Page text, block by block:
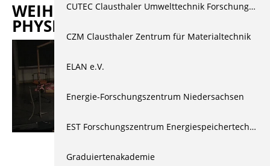
WEIHNACHTSVORLESUNG DER
PHYSIKER 2024
Forschung
Events & Vorträge
Berichte & Dokus
Akademische Feierstunden
Festakte & Jubiläen
Amtsübergaben
Wissenschaft, Technik & Ethik
CUTEC Clausthaler Umwelttechnik Forschungszentrum
CZM Clausthaler Zentrum für Materialtechnik
ELAN e.V.
Energie-Forschungszentrum Niedersachsen
EST Forschungszentrum Energiespeichertechnologien
Graduiertenakademie